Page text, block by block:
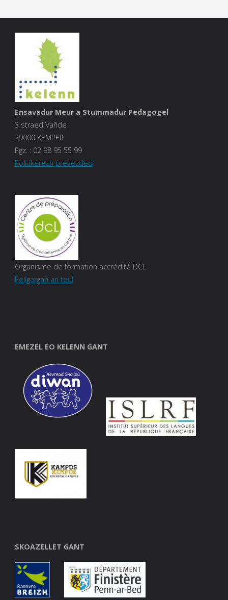
Ensavadur Meur a Stummadur Pedagogel
3 straed Vañde
29000 KEMPER
Pgz. :02 98 95 55 99
Politikerezh prevezded
Organisme de formation accrédité DCL.
Pellgargañ an teul
EMEZEL EO KELENN GANT
SKOAZELLET GANT